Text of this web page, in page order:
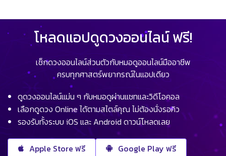
โหลดแอปดูดวงออนไลน์ ฟรี!
เช็กดวงออนไลน์ส่วนตัวกับหมอดูออนไลน์มืออาชีพ
ครบทุกศาสตร์พยากรณ์ในแอปเดียว
ดูดวงออนไลน์แม่น ๆ กับหมอดูผ่านแชทและวิดีโอคอล
เลือกดูดวง Online ได้ตามสไตล์คุณ ไม่ต้องนั่งรอคิว
รองรับทั้งระบบ iOS และ Android ดาวน์โหลดเลย
Apple Store ฟรี Google Play ฟรี